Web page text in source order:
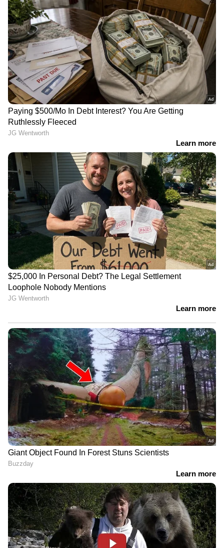
കുന്നംകുളത്ത് വാഹനപരിശോധന, ഒരാൾ
ഇറങ്ങിയോടി, രണ്ടാമനെ വളഞ്ഞിട്ട് പിടിച്ചു;
29 കാരന്‍റെ കയ്യിൽ അരക്കിലോ കഞ്ചാവ്
മറക്കുന്നവരാണ് നമ്മൾ,
പ്രകൃതിയുടെ മുന്നറിയിപ്പുകൾ
ശ്രദ്ധിക്കുന്നില്ല'
'അധികാരികളുടെ അഹങ്കാരവും
മണ്ടത്തരവും കൊണ്ടാണ്
കേരളത്തിൽ പ്രളയമുണ്ടായത്' |
Kerala Rains